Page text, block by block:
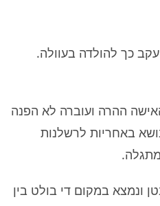
כך להולדה בעוולה.
ההרה ועוברה לא הפנה
באחריות לרשלנות
ונמצא במקום די בולט בין